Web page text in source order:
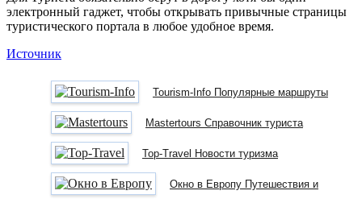
электронный гаджет, чтобы открывать привычные страницы
туристического портала в любое удобное время.
Источник
Tourism-Info Популярные маршруты
Mastertours Справочник туриста
Top-Travel Новости туризма
Окно в Европу Путешествия и